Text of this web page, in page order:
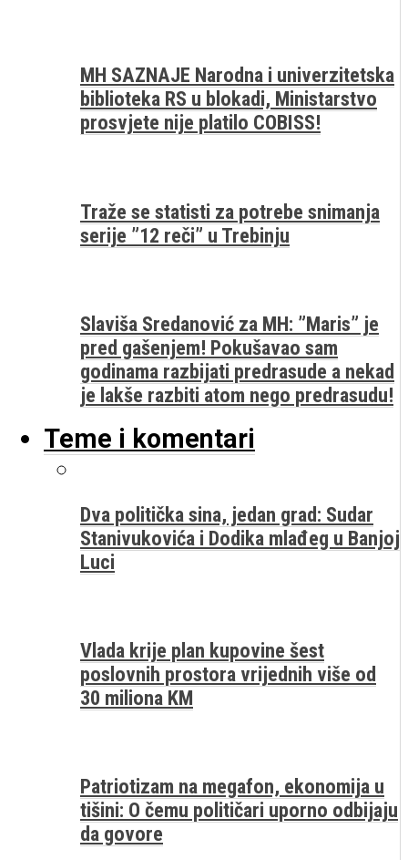
MH SAZNAJE Narodna i univerzitetska
biblioteka RS u blokadi, Ministarstvo
prosvjete nije platilo COBISS!
Traže se statisti za potrebe snimanja
serije ”12 reči” u Trebinju
Slaviša Sredanović za MH: ”Maris” je
pred gašenjem! Pokušavao sam
godinama razbijati predrasude a nekad
je lakše razbiti atom nego predrasudu!
Teme i komentari
Dva politička sina, jedan grad: Sudar
Stanivukovića i Dodika mlađeg u Banjoj
Luci
Vlada krije plan kupovine šest
poslovnih prostora vrijednih više od
30 miliona KM
Patriotizam na megafon, ekonomija u
tišini: O čemu političari uporno odbijaju
da govore